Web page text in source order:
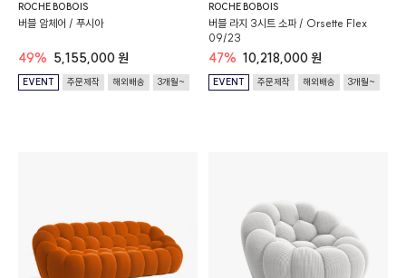
ROCHE BOBOIS
버블 암체어 / 푸시아
49% 5,155,000 원
EVENT 주문제작 해외배송 3개월~
ROCHE BOBOIS
버블 라지 3시트 소파 / Orsette Flex
09/23
47% 10,218,000 원
EVENT 주문제작 해외배송 3개월~